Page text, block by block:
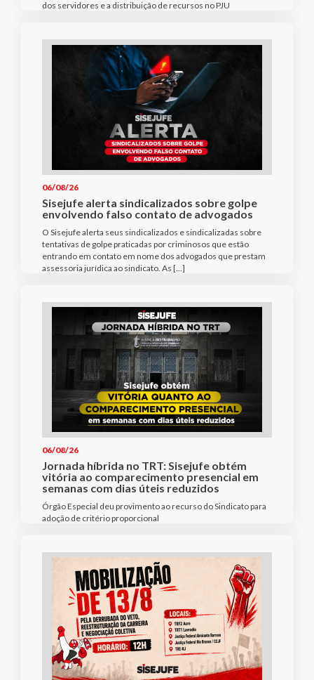
dos servidores e a distribuição de recursos no PJU
06/08/26
Sisejufe alerta sindicalizados sobre golpe
envolvendo falso contato de advogados
O Sisejufe alerta seus sindicalizados e sindicalizadas sobre
tentativas de golpe praticadas por criminosos que estão
entrando em contato em nome dos advogados que prestam
assessoria jurídica ao sindicato. As […]
06/08/26
Jornada híbrida no TRT: Sisejufe obtém
vitória ao comparecimento presencial em
semanas com dias úteis reduzidos
Órgão Especial deu provimento ao recurso do Sindicato para
adoção de critério proporcional